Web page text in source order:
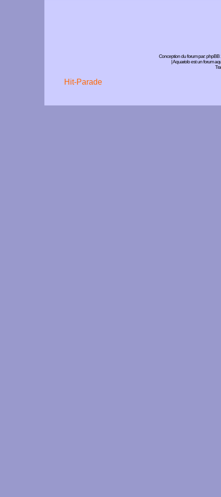
Conception du forum par:phpBB
| Aquariolo est un forum